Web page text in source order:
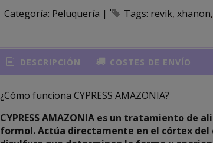
Categoría: Peluquería | Tags: revik xhanon
DESCRIPCIÓN COSTES DE ENVÍO
¿Cómo funciona CYPRESS AMAZONIA?
CYPRESS AMAZONIA es un tratamiento de
formol. Actúa directamente en el córtex